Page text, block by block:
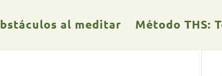
al meditar Método THS: